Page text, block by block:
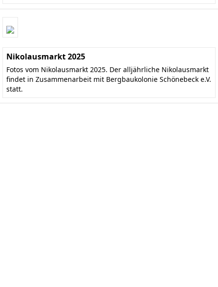
Nikolausmarkt 2025
Fotos vom Nikolausmarkt 2025. Der alljährliche Nikolausmarkt
findet in Zusammenarbeit mit Bergbaukolonie Schönebeck e.V.
statt.